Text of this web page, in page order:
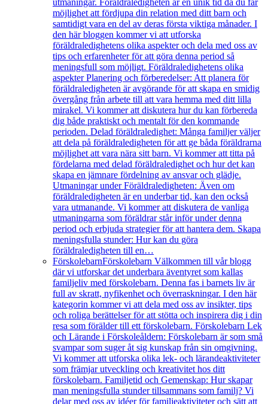
utmaningar. Föräldraledigheten är en unik tid då du får
möjlighet att fördjupa din relation med ditt barn och
samtidigt vara en del av deras första viktiga månader. I
den här bloggen kommer vi att utforska
föräldraledighetens olika aspekter och dela med oss av
tips och erfarenheter för att göra denna period så
meningsfull som möjligt. Föräldraledighetens olika
aspekter Planering och förberedelser: Att planera för
föräldraledigheten är avgörande för att skapa en smidig
övergång från arbete till att vara hemma med ditt lilla
mirakel. Vi kommer att diskutera hur du kan förbereda
dig både praktiskt och mentalt för den kommande
perioden. Delad föräldraledighet: Många familjer väljer
att dela på föräldraledigheten för att ge båda föräldrarna
möjlighet att vara nära sitt barn. Vi kommer att titta på
fördelarna med delad föräldraledighet och hur det kan
skapa en jämnare fördelning av ansvar och glädje.
Utmaningar under Föräldraledigheten: Även om
föräldraledigheten är en underbar tid, kan den också
vara utmanande. Vi kommer att diskutera de vanliga
utmaningarna som föräldrar står inför under denna
period och erbjuda strategier för att hantera dem. Skapa
meningsfulla stunder: Hur kan du göra
föräldraledigheten till en…
FörskolebarnFörskolebarn Välkommen till vår blogg
där vi utforskar det underbara äventyret som kallas
familjeliv med förskolebarn. Denna fas i barnets liv är
full av skratt, nyfikenhet och överraskningar. I den här
kategorin kommer vi att dela med oss av insikter, tips
och roliga berättelser för att stötta och inspirera dig i din
resa som förälder till ett förskolebarn. Förskolebarn Lek
och Lärande i Förskoleåldern: Förskolebarn är som små
svampar som suger åt sig kunskap från sin omgivning.
Vi kommer att utforska olika lek- och lärandeaktiviteter
som främjar utveckling och kreativitet hos ditt
förskolebarn. Familjetid och Gemenskap: Hur skapar
man meningsfulla stunder tillsammans som familj? Vi
delar med oss av idéer för familjeaktiviteter och sätt att